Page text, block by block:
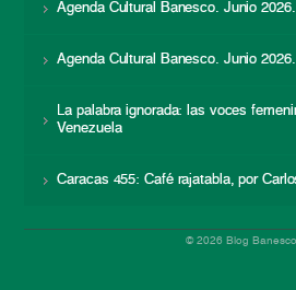
Agenda Cultural Banesco. Junio
Agenda Cultural Banesco. Junio
La palabra ignorada: las voces
Venezuela
Caracas 455: Café rajatabla, por
© 2026 Blog Banesco